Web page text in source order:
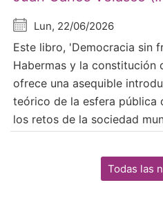
Lun, 22/06/2026
Este libro, 'Democracia sin
Habermas y la constitución
ofrece una asequible
teórico de la esfera pública
los retos de la sociedad
Todas las